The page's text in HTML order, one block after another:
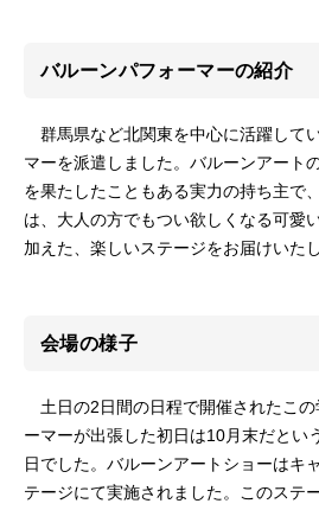
バルーンパフォーマーの紹介
群馬県など北関東を中心に活躍して
マーを派遣しました。バルーンアート
を果たしたこともある実力の持ち主で
は、大人の方でもつい欲しくなる可愛
加えた、楽しいステージをお届けいたし
会場の様子
土日の2日間の日程で開催されたこの
ーマーが出張した初日は10月末だとい
日でした。バルーンアートショーはキ
テージにて実施されました。このステ